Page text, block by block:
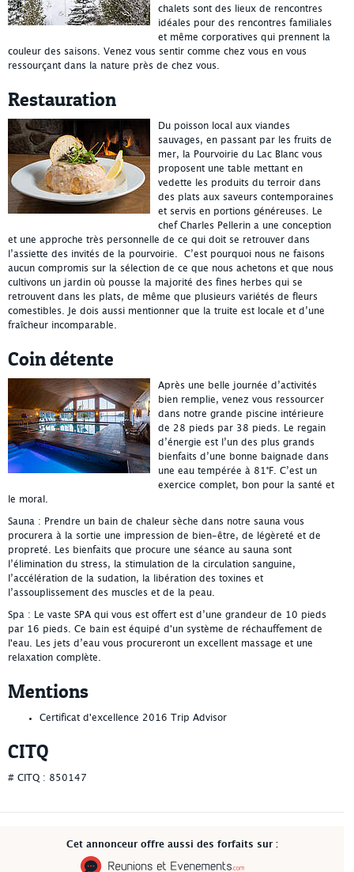
chalets sont des lieux de rencontres
idéales pour des rencontres familiales
et même corporatives qui prennent la
couleur des saisons. Venez vous sentir comme chez vous en vous
ressourçant dans la nature près de chez vous.
Restauration
Du poisson local aux viandes
sauvages, en passant par les fruits de
mer, la Pourvoirie du Lac Blanc vous
proposent une table mettant en
vedette les produits du terroir dans
des plats aux saveurs contemporaines
et servis en portions généreuses. Le
chef Charles Pellerin a une conception
et une approche très personnelle de ce qui doit se retrouver dans
l’assiette des invités de la pourvoirie. C’est pourquoi nous ne faisons
aucun compromis sur la sélection de ce que nous achetons et que nous
cultivons un jardin où pousse la majorité des fines herbes qui se
retrouvent dans les plats, de même que plusieurs variétés de fleurs
comestibles. Je dois aussi mentionner que la truite est locale et d’une
fraîcheur incomparable.
Coin détente
Après une belle journée d’activités
bien remplie, venez vous ressourcer
dans notre grande piscine intérieure
de 28 pieds par 38 pieds. Le regain
d’énergie est l’un des plus grands
bienfaits d’une bonne baignade dans
une eau tempérée à 81°F. C’est un
exercice complet, bon pour la santé et
le moral.
Sauna : Prendre un bain de chaleur sèche dans notre sauna vous
procurera à la sortie une impression de bien-être, de légèreté et de
propreté. Les bienfaits que procure une séance au sauna sont
l’élimination du stress, la stimulation de la circulation sanguine,
l’accélération de la sudation, la libération des toxines et
l’assouplissement des muscles et de la peau.
Spa : Le vaste SPA qui vous est offert est d’une grandeur de 10 pieds
par 16 pieds. Ce bain est équipé d'un système de réchauffement de
l'eau. Les jets d’eau vous procureront un excellent massage et une
relaxation complète.
Mentions
Certificat d'excellence 2016 Trip Advisor
CITQ
# CITQ : 850147
Cet annonceur offre aussi des forfaits sur :